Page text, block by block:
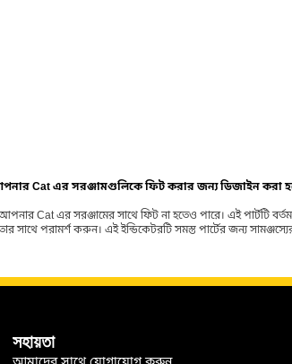
Cat এর সরঞ্জামগুলিকে ফিট করার জন্য ডিজাইন করা
Cat এর সরঞ্জামের সাথে ফিট না হতেও পারে। এই
পরামর্শ করুন। এই ইন্ডিকেটরটি সমস্ত পার্টের জন্য সামঞ্জস্যের
সহায়তা